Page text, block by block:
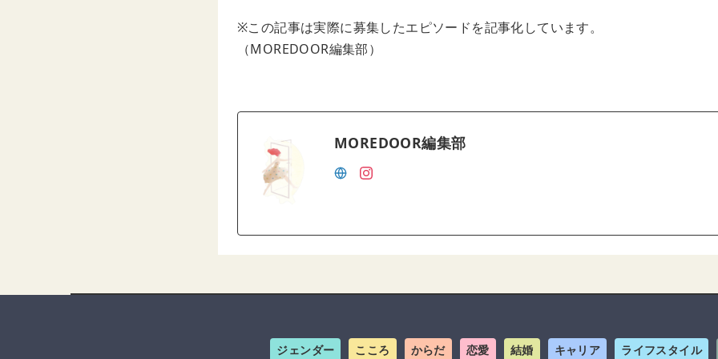
※この記事は実際に募集したエピソードを記事化しています。
（MOREDOOR編集部）
MOREDOOR編集部
ジェンダー こころ からだ 恋愛 結婚 キャリア ライフスタイル